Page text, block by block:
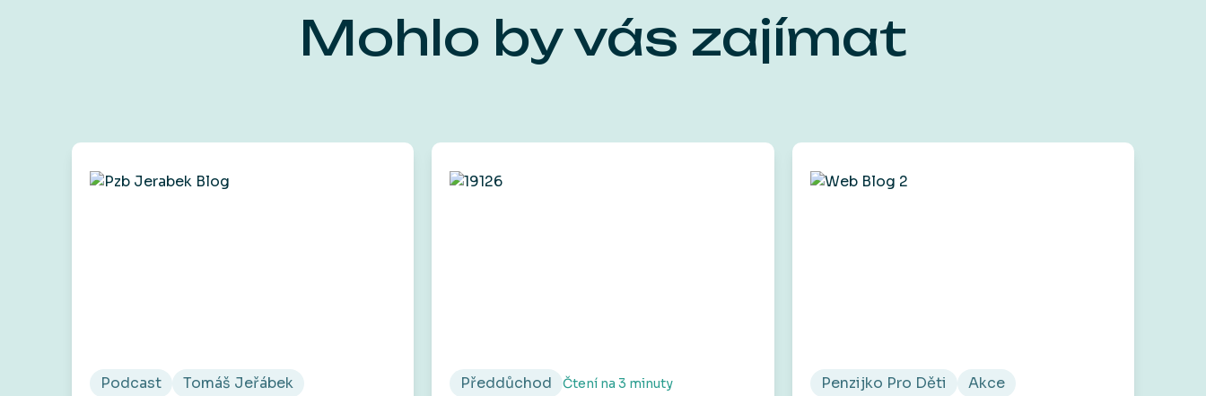
Mohlo by vás zajímat
Podcast Tomáš Jeřábek Předdůchod Čtení na3 minuty Penzijko Pro Děti Akce